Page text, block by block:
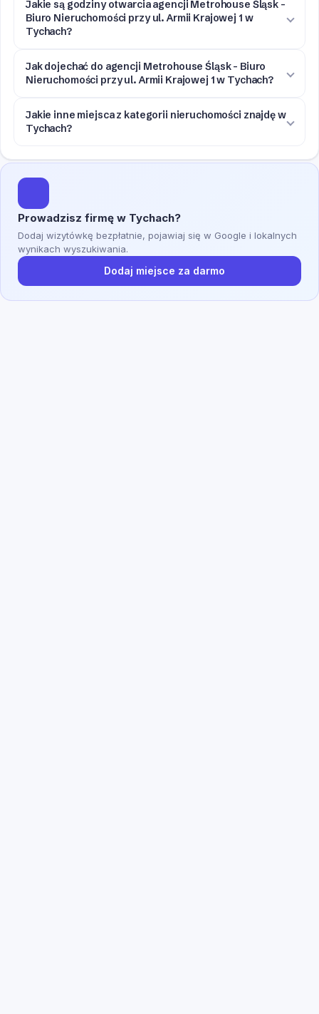
Jakie są godziny otwarcia agencji Metrohouse Śląsk -
Biuro Nieruchomości przy ul. Armii Krajowej 1 w
Tychach?
Jak dojechać do agencji Metrohouse Śląsk - Biuro
Nieruchomości przy ul. Armii Krajowej 1 w Tychach?
Jakie inne miejsca z kategorii nieruchomości znajdę w
Tychach?
Prowadzisz firmę w Tychach?
Dodaj wizytówkę bezpłatnie, pojawiaj się w Google i lokalnych
wynikach wyszukiwania.
Dodaj miejsce za darmo